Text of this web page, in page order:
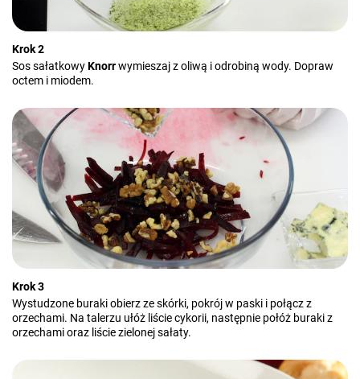
Krok 2
Sos sałatkowyKnorrwymieszaj z oliwą i odrobiną wody. Dopraw
octem i miodem.
Krok 3
Wystudzone buraki obierz ze skórki, pokrój w paski i połącz z
orzechami. Na talerzu ułóż liście cykorii, następnie połóż buraki z
orzechami oraz liście zielonej sałaty.